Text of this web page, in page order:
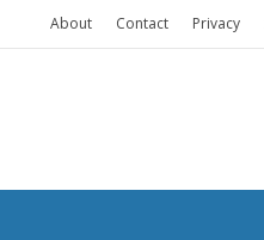
About Contact Privacy